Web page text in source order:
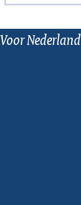
Nederland